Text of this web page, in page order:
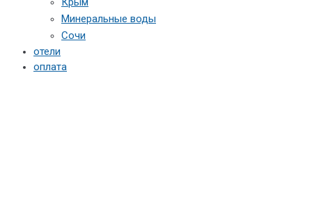
Минеральные воды
Сочи
отели
оплата